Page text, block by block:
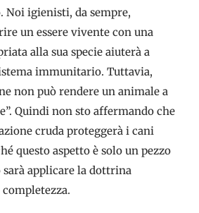
igienisti, da sempre,
un essere vivente con una
alla sua specie aiuterà a
immunitario. Tuttavia,
non può rendere un animale a
Quindi non sto affermando che
cruda proteggerà i cani
questo aspetto è solo un pezzo
applicare la dottrina